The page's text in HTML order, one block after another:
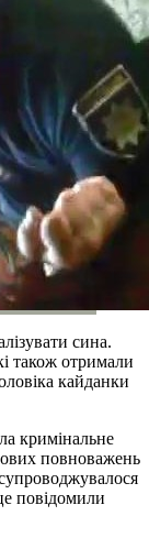
сина.
також отримали
кайданки
кримінальне
повноважень
повідомили